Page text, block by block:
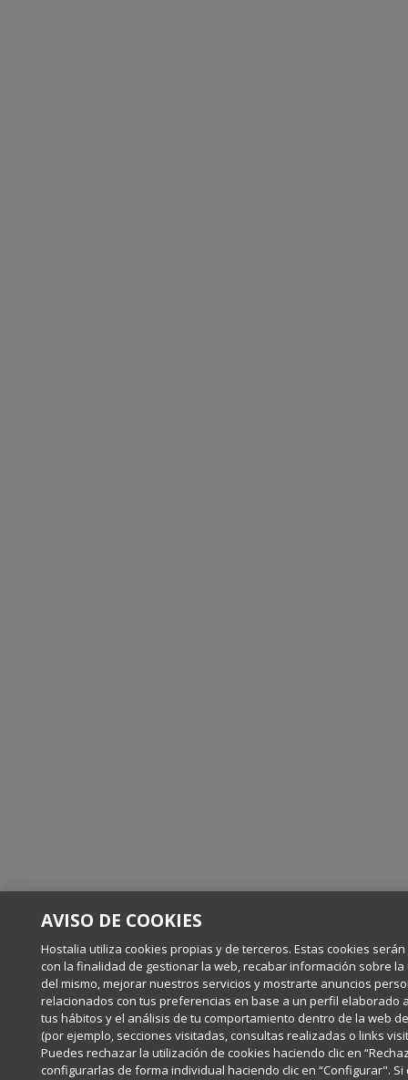
AVISO DE COOKIES
Hostalia utiliza cookies propias y de terceros. Estas cookies
con la finalidad de gestionar la web, recabar información sobre
del mismo, mejorar nuestros servicios y mostrarte anuncios
relacionados con tus preferencias en base a un perfil elaborado
tus hábitos y el análisis de tu comportamiento dentro de la web
(por ejemplo, secciones visitadas, consultas realizadas o links
Puedes rechazar la utilización de cookies haciendo clic en
configurarlas de forma individual haciendo clic en “Configurar".